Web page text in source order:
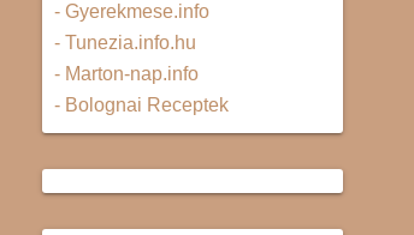
- Gyerekmese.info
- Tunezia.info.hu
- Marton-nap.info
- Bolognai Receptek